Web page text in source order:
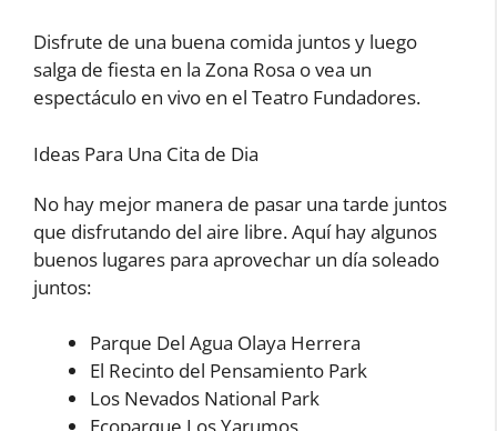
Disfrute de una buena comida juntos y luego
salga de fiesta en la Zona Rosa o vea un
espectáculo en vivo en el Teatro Fundadores.
Ideas Para Una Cita de Dia
No hay mejor manera de pasar una tarde juntos
que disfrutando del aire libre. Aquí hay algunos
buenos lugares para aprovechar un día soleado
juntos:
Parque Del Agua Olaya Herrera
El Recinto del Pensamiento Park
Los Nevados National Park